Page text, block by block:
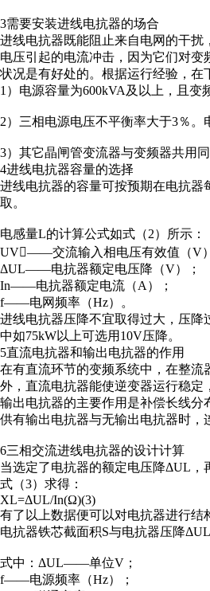
3需要安装进线电抗器的场合
进线电抗器既能阻止来自电网的干
电压引起的电流冲击，因为它们对
状况是有好处的。根据运行经验，
1）电源容量为600kVA及以上，且变
2）三相电源电压不平衡率大于3％
3）其它晶闸管变流器与变频器共用
4进线电抗器容量的选择
进线电抗器的容量可按预期在电抗器
取。
电感量L的计算公式如式（2）所示：
UV——交流输入相电压有效值（V
ΔUL——电抗器额定电压降（V）；
In——电抗器额定电流（A）；
f——电网频率（Hz）。
进线电抗器压降不宜取得过大，压
中如75kW以上可选用10V压降。
5直流电抗器和输出电抗器的作用
在有直流环节的变频系统中，在整流
外，直流电抗器能使逆变器运行稳
输出电抗器的主要作用是补偿长线
供有输出电抗器与无输出电抗器时
6三相交流进线电抗器的设计计算
当选定了电抗器的额定电压降ΔUL
式（3）求得：
XL=ΔUL/In(Ω)(3)
有了以上数据便可以对电抗器进行结
电抗器铁芯截面积S与电抗器压降
式中：ΔUL——单位V；
f——电源频率（Hz）；